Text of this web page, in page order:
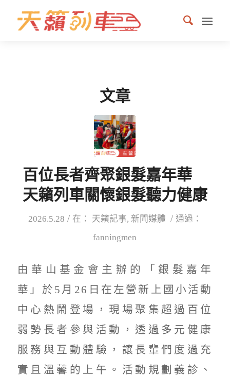
文章
百位長者齊聚銀髮嘉年華
天籟列車關懷銀髮聽力健康
2026.5.28 / 在： 天籟記事, 新聞媒體 / 通過：
fanningmen
由華山基金會主辦的「銀髮嘉年
華」於5月26日在左營新上國小活動
中心熱鬧登場，現場聚集超過百位
弱勢長者參與活動，透過多元健康
服務與互動體驗，讓長輩們度過充
實且溫馨的上午。活動規劃義診、